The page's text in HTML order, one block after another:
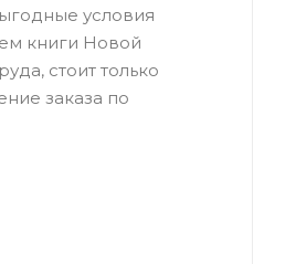
условия
книги Новой
стоит только
заказа по